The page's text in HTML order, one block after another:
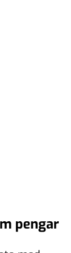
pengar